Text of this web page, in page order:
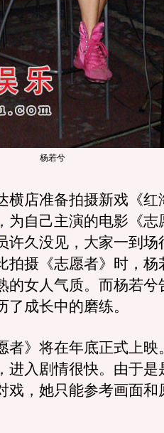
杨若兮
店准备拍摄新戏《红
，为自己主演的电影《
许久没见，大家一到场
拍摄《志愿者》时，杨
的女人气质。而杨若兮
成长中的磨练。
》将在年底正式上映
进入剧情很快。由于是
戏，她只能参考画面和